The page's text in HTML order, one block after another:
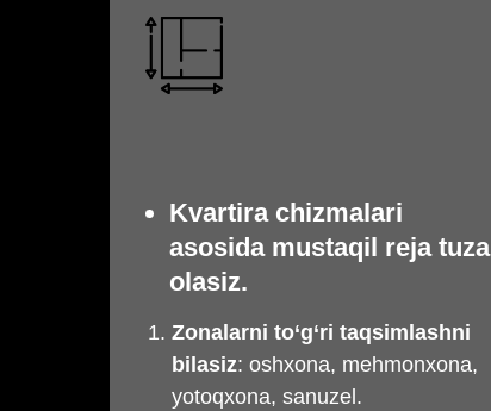
Kvartira chizmalari
asosida mustaqil reja tuza
olasiz.
Zonalarni to‘g‘ri taqsimlashni
bilasiz: oshxona, mehmonxona,
yotoqxona, sanuzel.